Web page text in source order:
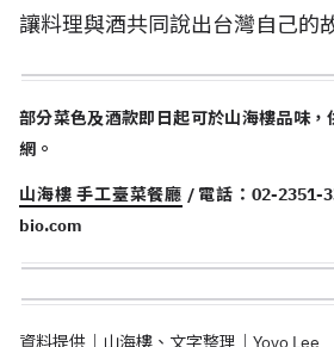
讓料理與酒共同說出台灣自己的
部分菜色及酒款即日起可於山海樓品味
網。
山海樓 手工臺菜餐廳 / 電話：02-2351-
bio.com
資料提供｜山海樓、文字整理｜Yoyo Lee